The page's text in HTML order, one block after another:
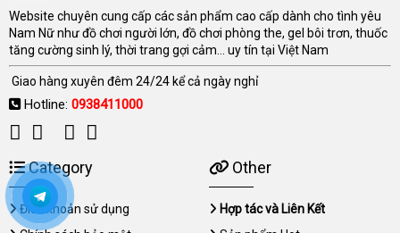
Website chuyên cung cấp các sản phẩm cao cấp dành cho tình yêu
Nam Nữ như đồ chơi người lớn, đồ chơi phòng the, gel bôi trơn, thuốc
tăng cường sinh lý, thời trang gợi cảm... uy tín tại Việt Nam
Giao hàng xuyên đêm 24/24 kể cả ngày nghỉ
Hotline: 0938411000
Category
Điều khoản sử dụng
Other
Hợp tác và Liên Kết